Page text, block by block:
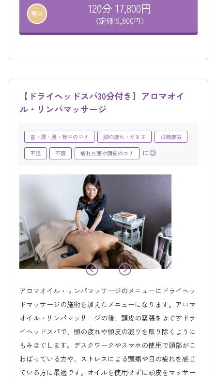
再来 120分 17,800円
（定価19,800円）
【ドライヘッドスパ30分付き】アロマオイ
ル・リンパマッサージ
首・肩・腰・背中のコリ 脚の疲れ・だるさ 眼精疲労
不眠 不調 疲れた頭や頭皮のコリ に◎
アロマオイル・リンパマッサージのメニューにドライヘッ
ドマッサージの施術を加えたメニューになります。アロマ
オイル・リンパマッサージの後、頭皮の緊張をほぐすドラ
イヘッドスパで、頭の疲れや頭皮の凝りを取り除くように
もみほぐします。デスクワークやスマホの使用で頭部がこ
わばっている方や、ストレスによる頭痛や目の疲れを感じ
ている方に最適です。オイルを使用せずに頭皮をマッサー